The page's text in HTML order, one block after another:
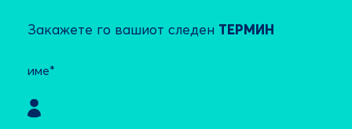
Закажете го вашиот следен ТЕРМИН
име*